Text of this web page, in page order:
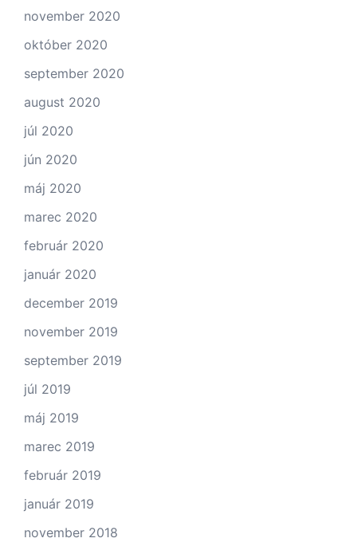
november 2020
október 2020
september 2020
august 2020
júl 2020
jún 2020
máj 2020
marec 2020
február 2020
január 2020
december 2019
november 2019
september 2019
júl 2019
máj 2019
marec 2019
február 2019
január 2019
november 2018